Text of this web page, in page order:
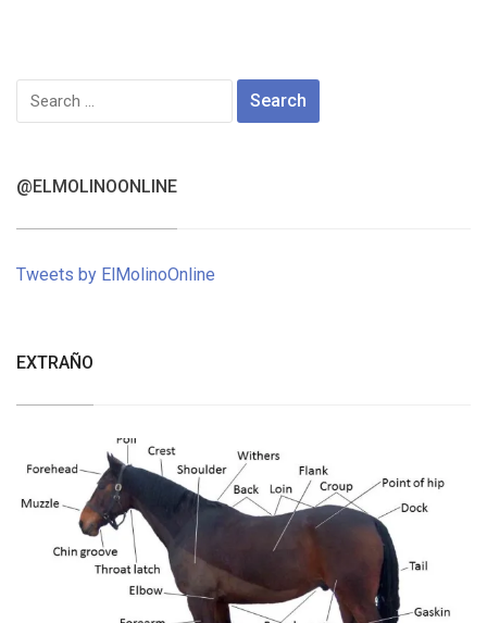
Search
for:
@ELMOLINOONLINE
Tweets by ElMolinoOnline
EXTRAÑO